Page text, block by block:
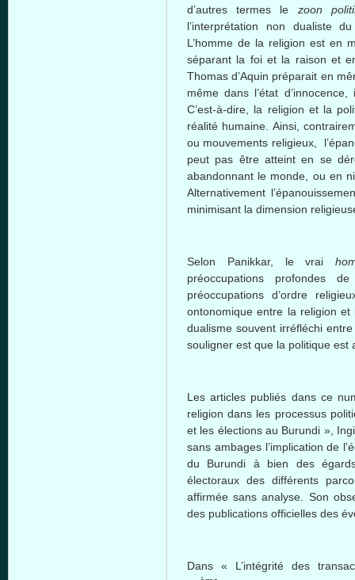
d’autres termes le zoon
l’interprétation non dualiste
L’homme de la religion est en
séparant la foi et la raison et
Thomas d’Aquin préparait en
même dans l’état
C’est-à-dire, la religion et la
réalité humaine. Ainsi,
ou mouvements religieux,
peut pas être atteint en se
abandonnant le monde, ou en
Alternativement
minimisant la dimension
Selon Panikkar, le vrai
préoccupations profondes
préoccupations d’ordre
ontonomique entre la religion
dualisme souvent irréfléchi
souligner est que la politique
Les articles publiés dans ce
religion dans les processus
et les élections au Burundi »,
sans ambages l’implication de
du Burundi à bien des
électoraux des différents
affirmée sans analyse. Son
des publications officielles des
Dans « L’intégrité des